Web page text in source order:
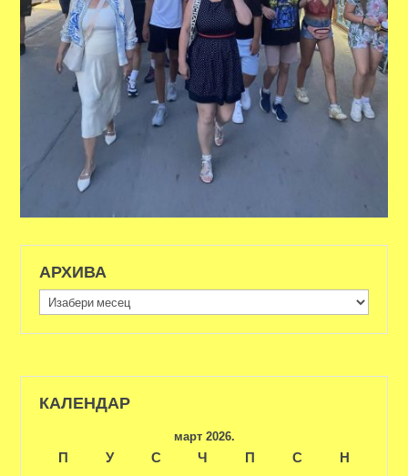
АРХИВА
Архива
КАЛЕНДАР
март 2026.
П У С Ч П С
Н